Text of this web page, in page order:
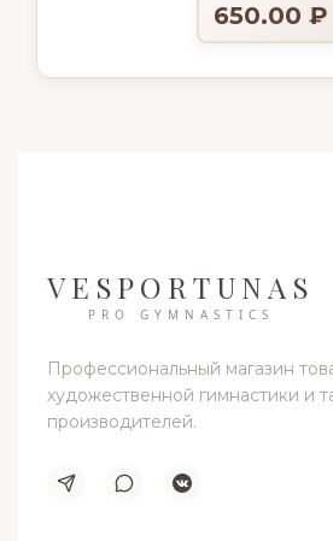
650.00 ₽
VESPORTUNAS
PRO GYMNASTICS
Профессиональный магазин
художественной гимнастики и
производителей.